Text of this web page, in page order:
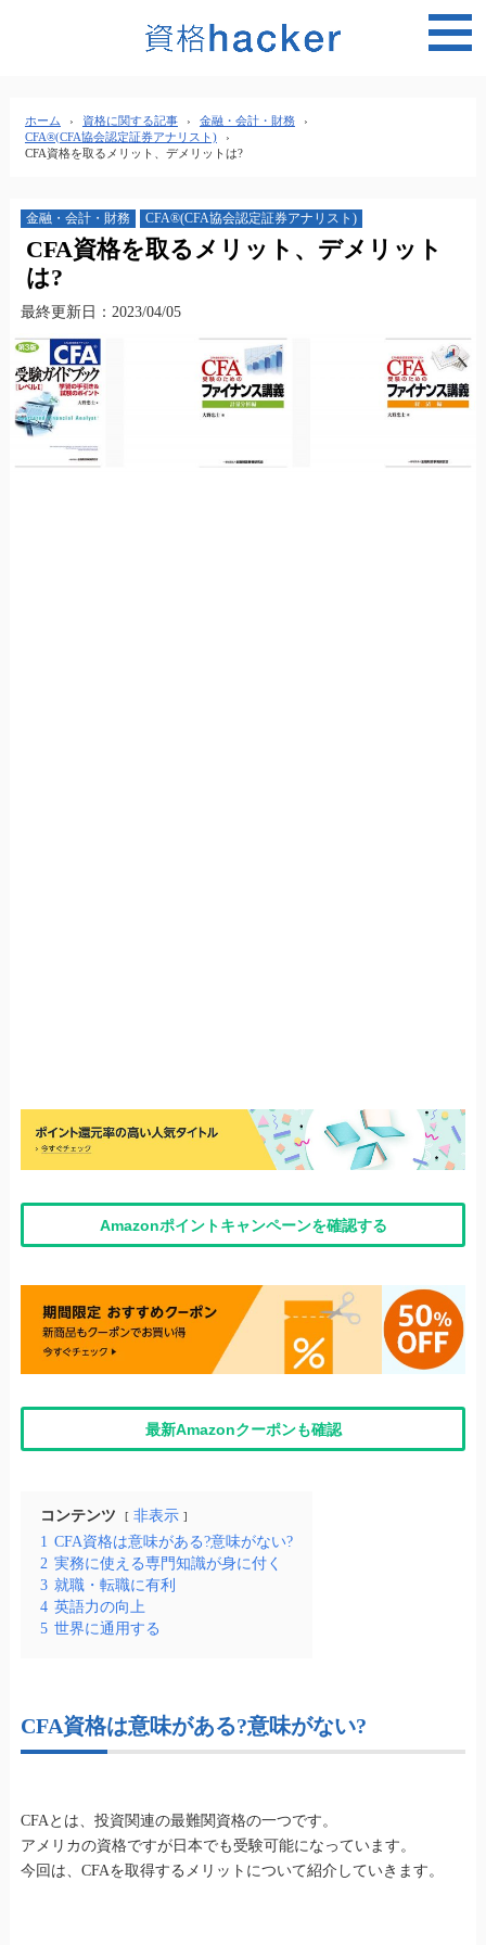
ホーム › 資格に関する記事 › 金融・会計・財務
›
CFA®(CFA協会認定証券アナリスト)
›
CFA資格を取るメリット、デメリットは?
金融・会計・財務 CFA®(CFA協会認定証券アナリスト)
CFA資格を取るメリット、デメリット
は?
最終更新日：2023/04/05
Amazonポイントキャンペーンを確認する
最新Amazonクーポンも確認
コンテンツ
非表示
1 CFA資格は意味がある?意味がない?
2 実務に使える専門知識が身に付く
3 就職・転職に有利
4 英語力の向上
5 世界に通用する
CFA資格は意味がある?意味がない?
CFAとは、投資関連の最難関資格の一つです。
アメリカの資格ですが日本でも受験可能になっています。
今回は、CFAを取得するメリットについて紹介していきます。